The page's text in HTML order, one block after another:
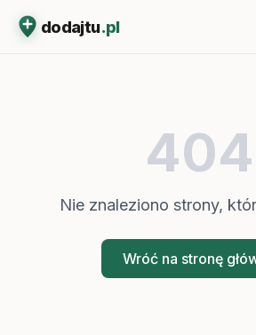
dodajtu.pl
404
Nie znaleziono strony,
Wróć na stronę